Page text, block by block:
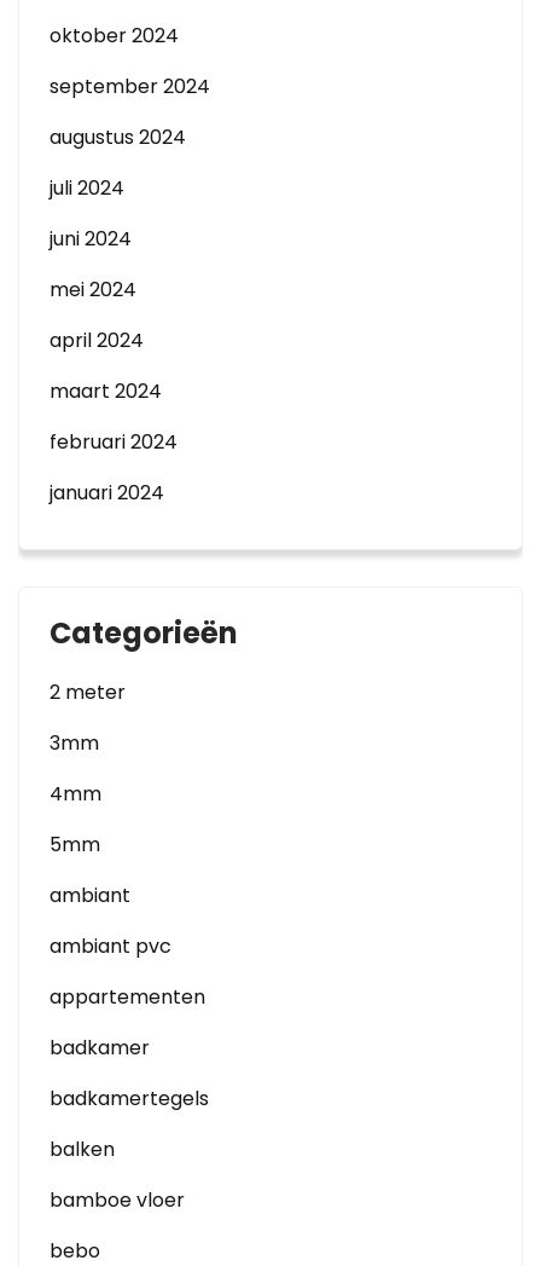
oktober 2024
september 2024
augustus 2024
juli 2024
juni 2024
mei 2024
april 2024
maart 2024
februari 2024
januari 2024
Categorieën
2 meter
3mm
4mm
5mm
ambiant
ambiant pvc
appartementen
badkamer
badkamertegels
balken
bamboe vloer
bebo